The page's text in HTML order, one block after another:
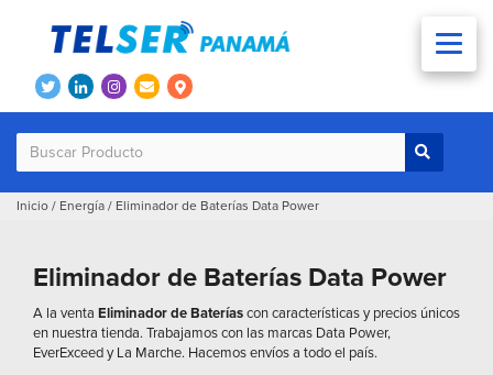
Inicio / Energía / Eliminador de Baterías Data Power
Eliminador de Baterías Data Power
A la venta Eliminador de Bateríascon características y precios únicos
en nuestra tienda. Trabajamos con las marcas Data Power,
EverExceed y La Marche. Hacemos envíos a todo el país.